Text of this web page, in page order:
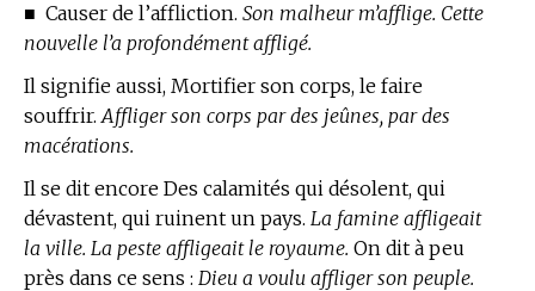
■ Causer de l’affliction. Son malheur m’afflige. Cette
nouvelle l’a profondément affligé.
Il signifie aussi, Mortifier son corps, le faire
souffrir. Affliger son corps par des jeûnes, par des
macérations.
Il se dit encore Des calamités qui désolent, qui
dévastent, qui ruinent un pays. La famine affligeait
la ville. La peste affligeait le royaume. On dit à peu
près dans ce sens : Dieu a voulu affliger son peuple.